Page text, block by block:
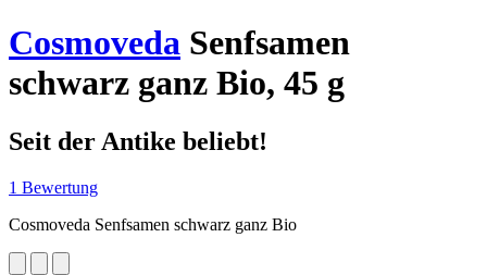
Cosmoveda Senfsamen
schwarz ganz Bio, 45 g
Seit der Antike beliebt!
1 Bewertung
Cosmoveda Senfsamen schwarz ganz Bio